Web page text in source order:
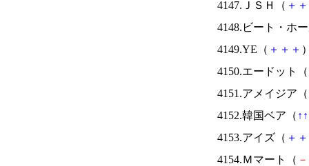
4147.ＪＳＨ（ ＋ ＋
4148.ビート・ホ
4149.YE（ ＋ ＋ ＋
4150.エードット（
4151.アメイジア（
4152.韓国ベア（ ↑ ↑
4153.アイズ（ ＋ ＋
4154.Ｍマート（ －